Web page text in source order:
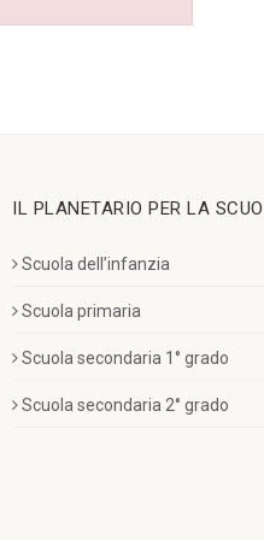
IL PLANETARIO PER LA
Scuola dell’infanzia
Scuola primaria
Scuola secondaria 1° grado
Scuola secondaria 2° grado